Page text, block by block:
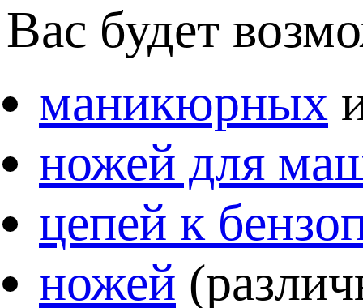
Вас будет
маникюрных
ножей для
цепей к
ножей